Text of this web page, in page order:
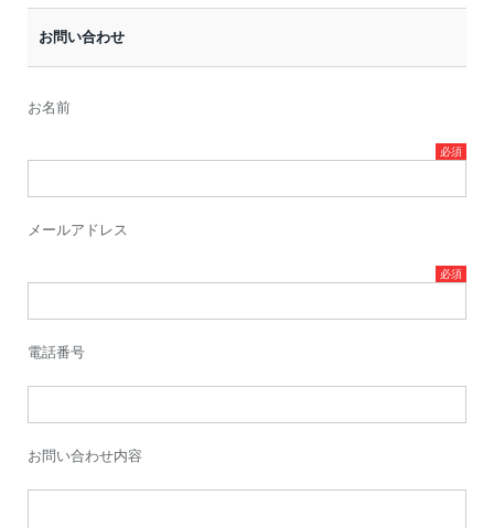
お問い合わせ
お名前
メールアドレス
電話番号
お問い合わせ内容